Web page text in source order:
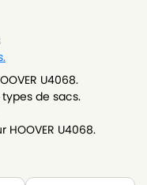
U4068.
de sacs.
U4068.